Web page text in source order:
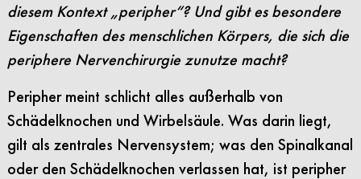
diesem Kontext „peripher“? Und gibt es besondere
Eigenschaften des menschlichen Körpers, die sich die
periphere Nervenchirurgie zunutze macht?
Peripher meint schlicht alles außerhalb von
Schädelknochen und Wirbelsäule. Was darin liegt,
gilt als zentrales Nervensystem; was den Spinalkanal
oder den Schädelknochen verlassen hat, ist peripher